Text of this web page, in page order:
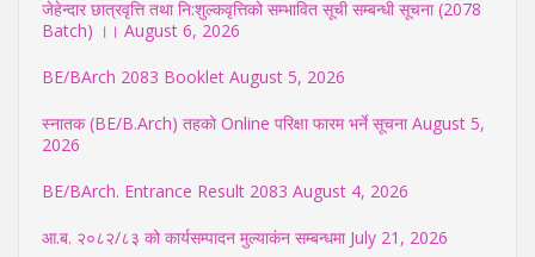
जेहेन्दार छात्रवृत्ति तथा नि:शुल्कवृत्तिको सम्भावित सूची सम्बन्धी सूचना (2078
Batch) ।। August 6, 2026
BE/BArch 2083 Booklet August 5, 2026
स्नातक (BE/B.Arch) तहको Online परिक्षा फारम भर्ने सूचना August 5,
2026
BE/BArch. Entrance Result 2083 August 4, 2026
आ.ब. २०८२/८३ को कार्यसम्पादन मुल्याकंन सम्बन्धमा July 21, 2026